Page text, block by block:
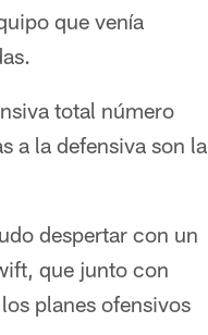
que venía
total número
a la defensiva son la
despertar con un
que junto con
planes ofensivos